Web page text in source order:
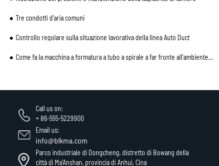
Tre condotti d'aria comuni
Controllo regolare sulla situazione lavorativa della linea Auto Duct
Come fa la macchina a formatura a tubo a spirale a far fronte all'ambiente a bassa temperatura
Call us on:
+ 86-555-5229900
Email us:
info@blkma.com
Parco industriale di Dongcheng, distretto di Bowang della
città di Ma'Anshan, provincia di Anhui, Cina